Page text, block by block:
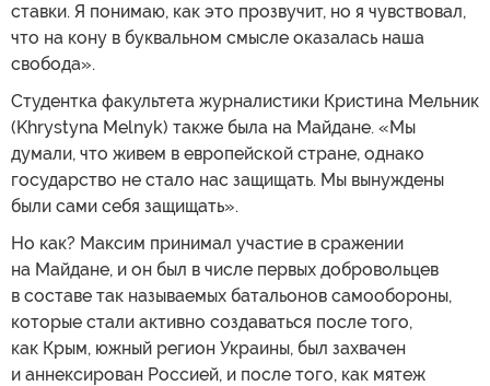
ставки. Я понимаю, как это прозвучит, но я чувствовал,
что на кону в буквальном смысле оказалась наша
свобода».
Студентка факультета журналистики Кристина Мельник
(Khrystyna Melnyk) также была на Майдане. «Мы
думали, что живем в европейской стране, однако
государство не стало нас защищать. Мы вынуждены
были сами себя защищать».
Но как? Максим принимал участие в сражении
на Майдане, и он был в числе первых добровольцев
в составе так называемых батальонов самообороны,
которые стали активно создаваться после того,
как Крым, южный регион Украины, был захвачен
и аннексирован Россией, и после того, как мятеж